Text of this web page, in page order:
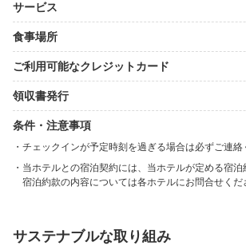
サービス
食事場所
ご利用可能なクレジットカード
領収書発行
条件・注意事項
チェックインが予定時刻を過ぎる場合は必ずご連絡
当ホテルとの宿泊契約には、当ホテルが定める宿泊
宿泊約款の内容については各ホテルにお問合せくだ
サステナブルな取り組み